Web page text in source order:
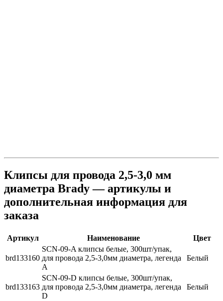
Клипсы для провода 2,5-3,0 мм
диаметра Brady — артикулы и
дополнительная информация для
заказа
Артикул Наименование Цвет
brd133160
SCN-09-A клипсы белые, 300шт/упак,
для провода 2,5-3,0мм диаметра, легенда
A
Белый
brd133163
SCN-09-D клипсы белые, 300шт/упак,
для провода 2,5-3,0мм диаметра, легенда
D
Белый